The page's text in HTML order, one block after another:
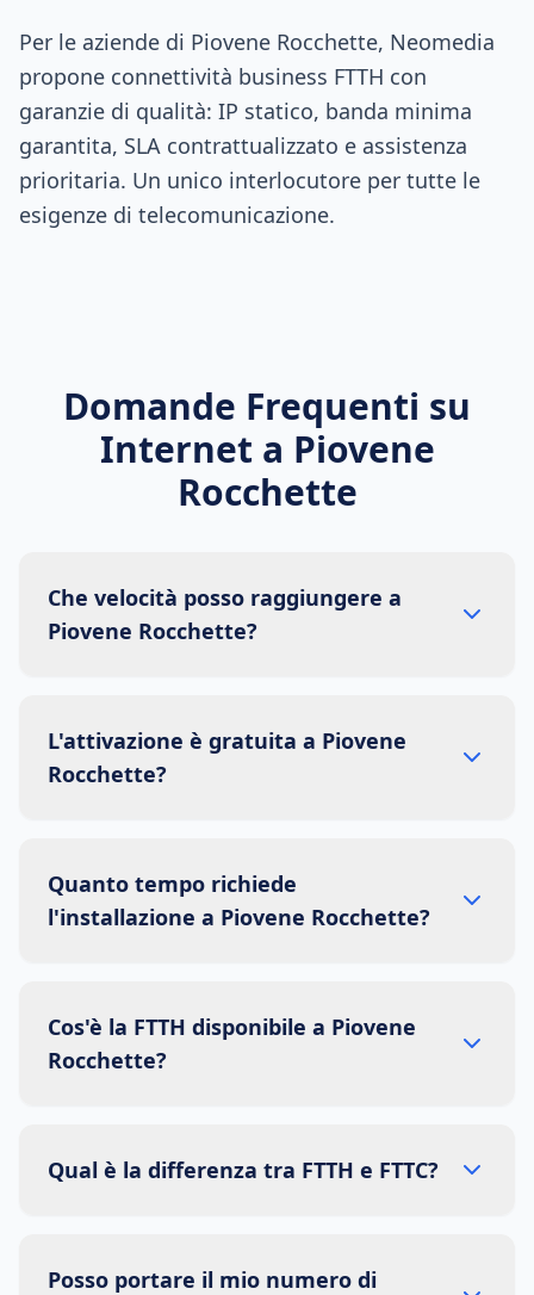
Per le aziende di Piovene Rocchette, Neomedia
propone connettività business FTTH con
garanzie di qualità: IP statico, banda minima
garantita, SLA contrattualizzato e assistenza
prioritaria. Un unico interlocutore per tutte le
esigenze di telecomunicazione.
Domande Frequenti su
Internet a Piovene
Rocchette
Che velocità posso raggiungere a
Piovene Rocchette?
L'attivazione è gratuita a Piovene
Rocchette?
Quanto tempo richiede
l'installazione a Piovene Rocchette?
Cos'è la FTTH disponibile a Piovene
Rocchette?
Qual è la differenza tra FTTH e FTTC?
Posso portare il mio numero di